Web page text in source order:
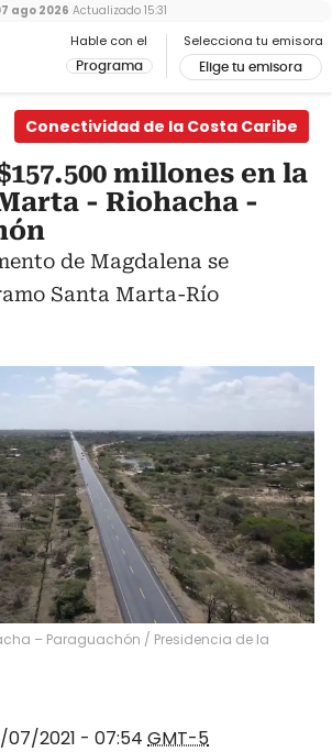
Hable con el
Programa
Selecciona tu emisora
Elige tu emisora
ago 2026 Actualizado 15:31
Conectividad de la Costa Caribe
millones en la
- Riohacha -
de Magdalena se
Santa Marta-Río
– Paraguachón / Presidencia de la
07/2021 - 07:54 GMT-5